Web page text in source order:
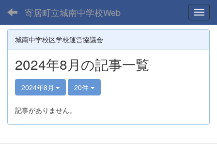
寄居町立城南中学校Web
城南中学校区学校運営協議会
2024年8月の記事一覧
2024年8月 20件
記事がありません。